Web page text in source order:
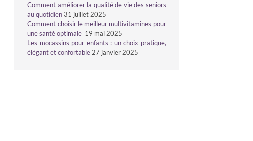
Comment améliorer la qualité de vie des seniors
au quotidien 31 juillet 2025
Comment choisir le meilleur multivitamines pour
une santé optimale 19 mai 2025
Les mocassins pour enfants : un choix pratique,
élégant et confortable 27 janvier 2025